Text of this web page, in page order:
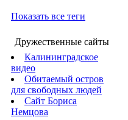
Показать все теги
Дружественные сайты
Калининградское
видео
Обитаемый остров
для свободных людей
Сайт Бориса
Немцова